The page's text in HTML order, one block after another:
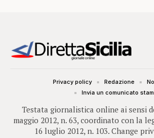
Testata giornalistica online ai sensi
maggio 2012, n. 63, coordinato con la
16 luglio 2012, n. 103. Change
Privacy policy Redazione
Invia un comunicato